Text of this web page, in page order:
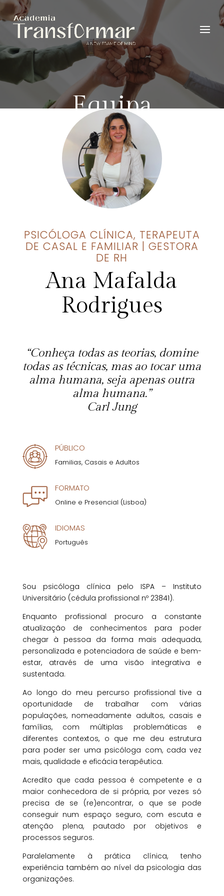
Equipa
PSICÓLOGA CLÍNICA, TERAPEUTA
DE CASAL E FAMILIAR | GESTORA
DE RH
Ana Mafalda
Rodrigues
“Conheça todas as teorias, domine
todas as técnicas, mas ao tocar uma
alma humana, seja apenas outra
alma humana.”
Carl Jung
PÚBLICO
Familias, Casais e Adultos
FORMATO
Online e Presencial (Lisboa)
IDIOMAS
Português
Sou psicóloga clínica pelo ISPA – Instituto
Universitário (cédula profissional nº 23841).
Enquanto profissional procuro a constante
atualização de conhecimentos para poder
chegar à pessoa da forma mais adequada,
personalizada e potenciadora de saúde e bem-
estar, através de uma visão integrativa e
sustentada.
Ao longo do meu percurso profissional tive a
oportunidade de trabalhar com várias
populações, nomeadamente adultos, casais e
famílias, com múltiplas problemáticas e
diferentes contextos, o que me deu estrutura
para poder ser uma psicóloga com, cada vez
mais, qualidade e eficácia terapêutica.
Acredito que cada pessoa é competente e a
maior conhecedora de si própria, por vezes só
precisa de se (re)encontrar, o que se pode
conseguir num espaço seguro, com escuta e
atenção plena, pautado por objetivos e
processos seguros.
Paralelamente à prática clínica, tenho
experiência também ao nível da psicologia das
organizações.